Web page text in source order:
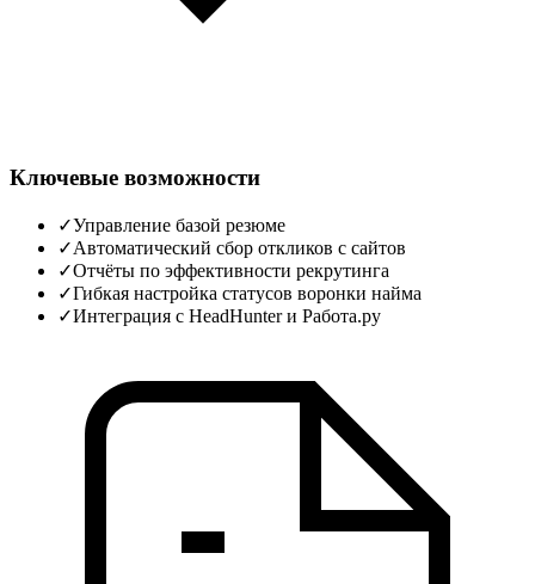
Ключевые возможности
✓Управление базой резюме
✓Автоматический сбор откликов с сайтов
✓Отчёты по эффективности рекрутинга
✓Гибкая настройка статусов воронки найма
✓Интеграция с HeadHunter и Работа.ру